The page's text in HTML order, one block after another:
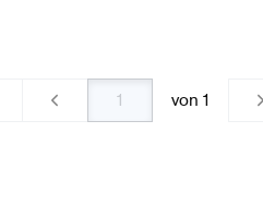
von 1